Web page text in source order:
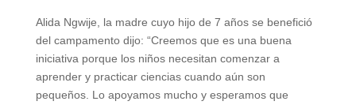
Alida Ngwije, la madre cuyo hijo de 7 años se benefició
del campamento dijo: “Creemos que es una buena
iniciativa porque los niños necesitan comenzar a
aprender y practicar ciencias cuando aún son
pequeños. Lo apoyamos mucho y esperamos que